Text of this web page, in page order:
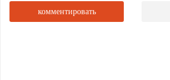
комментировать